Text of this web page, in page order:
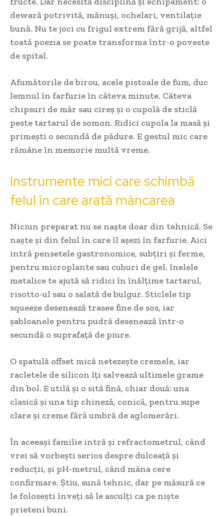
dewară potrivită, mănuși, ochelari, ventilație
bună. Nu te joci cu frigul extrem fără grijă, altfel
toată poezia se poate transforma într-o poveste
de spital.
Afumătorile de birou, acele pistoale de fum, duc
lemnul în farfurie în câteva minute. Câteva
chipsuri de măr sau cireș și o cupolă de sticlă
peste tartarul de somon. Ridici cupola la masă și
primești o secundă de pădure. E gestul mic care
rămâne în memorie multă vreme.
Instrumente mici care schimbă
felul în care arată mâncarea
Niciun preparat nu se naște doar din tehnică. Se
naște și din felul în care îl așezi în farfurie. Aici
intră pensetele gastronomice, subțiri și ferme,
pentru microplante sau cuburi de gel. Inelele
metalice te ajută să ridici în înălțime tartarul,
risotto-ul sau o salată de bulgur. Sticlele tip
squeeze desenează trasee fine de sos, iar
șabloanele pentru pudră desenează într-o
secundă o suprafață de piure.
O spatulă offset mică netezește cremele, iar
racletele de silicon îți salvează ultimele grame
din bol. E utilă și o sită fină, chiar două: una
clasică și una tip chineză, conică, pentru supe
clare și creme fără umbră de aglomerări.
În aceeași familie intră și refractometrul, când
vrei să vorbești serios despre dulceață și
reducții, și pH-metrul, când mâna cere
confirmare. Știu, sună tehnic, dar pe măsură ce
le folosești înveți să le asculți ca pe niște
prieteni buni.